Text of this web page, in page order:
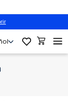
de Jardín